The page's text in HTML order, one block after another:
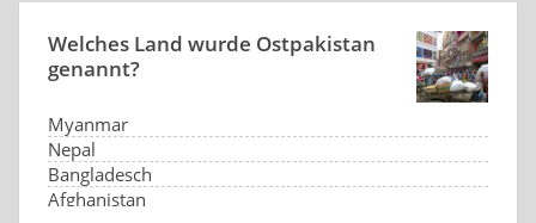
Welches Land wurde Ostpakistan
genannt?
Myanmar
Nepal
Bangladesch
Afghanistan